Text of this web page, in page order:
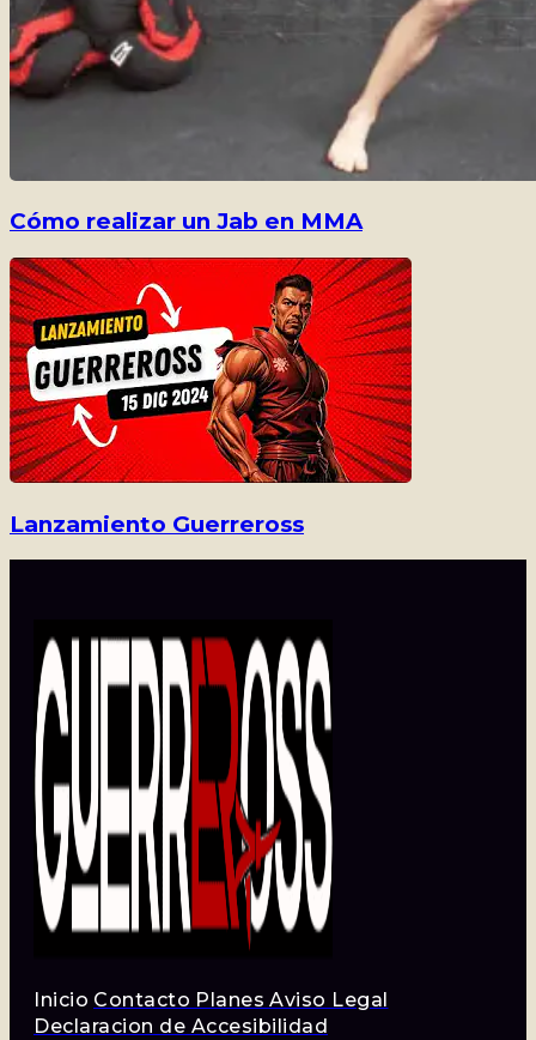
Cómo realizar un Jab en MMA
Lanzamiento Guerreross
Inicio Contacto Planes Aviso Legal
Declaracion de Accesibilidad